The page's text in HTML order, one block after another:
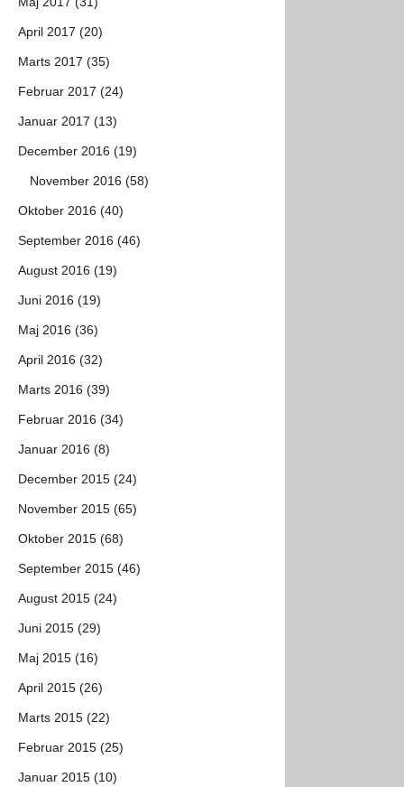
April 2017 (20)
Marts 2017 (35)
Februar 2017 (24)
Januar 2017 (13)
December 2016 (19)
November 2016 (58)
Oktober 2016 (40)
September 2016 (46)
August 2016 (19)
Juni 2016 (19)
Maj 2016 (36)
April 2016 (32)
Marts 2016 (39)
Februar 2016 (34)
Januar 2016 (8)
December 2015 (24)
November 2015 (65)
Oktober 2015 (68)
September 2015 (46)
August 2015 (24)
Juni 2015 (29)
Maj 2015 (16)
April 2015 (26)
Marts 2015 (22)
Februar 2015 (25)
Januar 2015 (10)